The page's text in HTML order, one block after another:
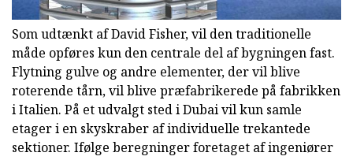
Som udtænkt af David Fisher, vil den traditionelle
måde opføres kun den centrale del af bygningen fast.
Flytning gulve og andre elementer, der vil blive
roterende tårn, vil blive præfabrikerede på fabrikken
i Italien. På et udvalgt sted i Dubai vil kun samle
etager i en skyskraber af individuelle trekantede
sektioner. Ifølge beregninger foretaget af ingeniører